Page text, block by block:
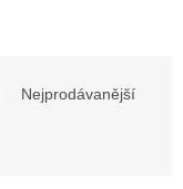
Nejprodávanější